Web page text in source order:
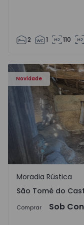
2 1 110
Novidade
Moradia Vila Real,
São Tomé do
Moradia Rústica
São Tomé do
Comprar Sob